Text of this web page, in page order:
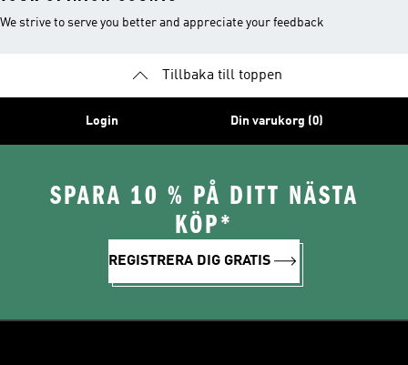
We strive to serve you better and appreciate your feedback
Tillbaka till toppen
Login Din varukorg (0)
SPARA 10 % PÅ DITT NÄSTA
KÖP*
REGISTRERA DIG GRATIS